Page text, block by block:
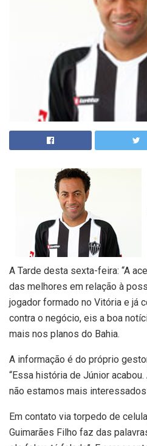
A Tarde desta sexta-feira: “A
das melhores em relação à
jogador formado no Vitória e já
contra o negócio, eis a boa
mais nos planos do Bahia.
A informação é do próprio
“Essa história de Júnior
não estamos mais
Em contato via torpedo de
Guimarães Filho faz das